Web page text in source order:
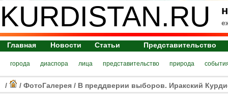
KURDISTAN.RU
Главная Новости Статьи Представительство
города диаспора лица представительство природа
/ / ФотоГалерея / В преддверии выборов. Иракский